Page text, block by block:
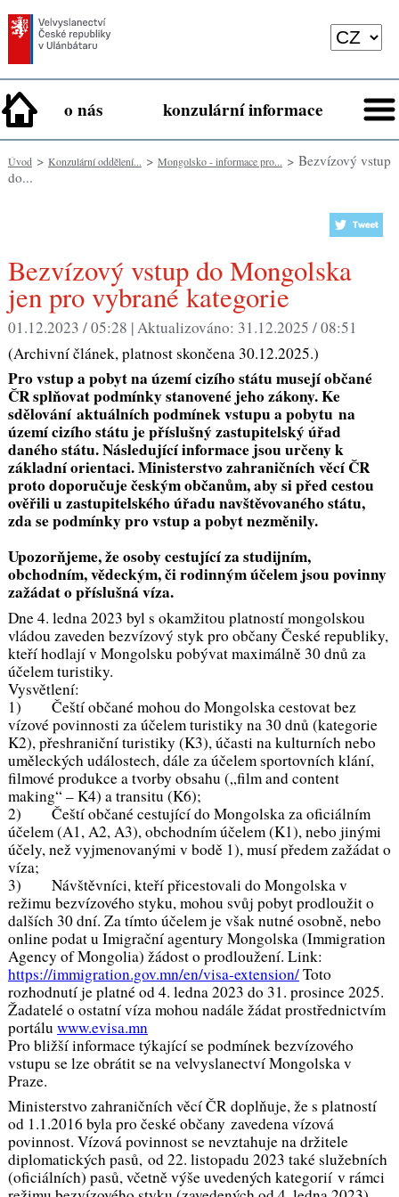
o nás konzulární informace
Úvod> Konzulární oddělení... > Mongolsko - informace pro... > Bezvízový vstup
do...
Bezvízový vstup do Mongolska
jen pro vybrané kategorie
01.12.2023 / 05:28 |Aktualizováno: 31.12.2025 / 08:51
(Archivní článek, platnost skončena 30.12.2025.)
Pro vstup a pobyt na území cizího státu musejí občané
ČR splňovat podmínky stanovené jeho zákony. Ke
sdělování aktuálních podmínek vstupu a pobytu na
území cizího státu je příslušný zastupitelský úřad
daného státu. Následující informace jsou určeny k
základní orientaci. Ministerstvo zahraničních věcí ČR
proto doporučuje českým občanům, aby si před cestou
ověřili u zastupitelského úřadu navštěvovaného státu,
zda se podmínky pro vstup a pobyt nezměnily.
Upozorňjeme, že osoby cestující za studijním,
obchodním, vědeckým, či rodinným účelem jsou povinny
zažádat o příslušná víza.
Dne 4. ledna 2023 byl s okamžitou platností mongolskou
vládou zaveden bezvízový styk pro občany České republiky,
kteří hodlají v Mongolsku pobývat maximálně 30 dnů za
účelem turistiky.
Vysvětlení:
1) Čeští občané mohou do Mongolska cestovat bez
vízové povinnosti za účelem turistiky na 30 dnů (kategorie
K2), přeshraniční turistiky (K3), účasti na kulturních nebo
uměleckých událostech, dále za účelem sportovních klání,
filmové produkce a tvorby obsahu („film and content
making“ – K4) a transitu (K6);
2) Čeští občané cestující do Mongolska za oficiálním
účelem (A1, A2, A3), obchodním účelem (K1), nebo jinými
účely, než vyjmenovanými v bodě 1), musí předem zažádat o
víza;
3) Návštěvníci, kteří přicestovali do Mongolska v
režimu bezvízového styku, mohou svůj pobyt prodloužit o
dalších 30 dní. Za tímto účelem je však nutné osobně, nebo
online podat u Imigrační agentury Mongolska (Immigration
Agency of Mongolia) žádost o prodloužení. Link:
https://immigration.gov.mn/en/visa-extension/Toto
rozhodnutí je platné od 4. ledna 2023 do 31. prosince 2025.
Žadatelé o ostatní víza mohou nadále žádat prostřednictvím
portálu www.evisa.mn
Pro bližší informace týkající se podmínek bezvízového
vstupu se lze obrátit se na velvyslanectví Mongolska v
Praze.
Ministerstvo zahraničních věcí ČR doplňuje, že s platností
od 1.1.2016 byla pro české občany zavedena vízová
povinnost. Vízová povinnost se nevztahuje na držitele
diplomatických pasů, od 22. listopadu 2023 také služebních
(oficiálních) pasů, včetně výše uvedených kategorií v rámci